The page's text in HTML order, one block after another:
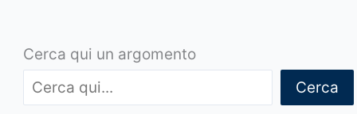
Cerca qui un argomento
Cerca